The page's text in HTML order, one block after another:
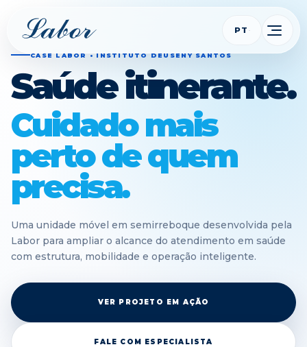
PT
CASE LABOR • INSTITUTO DEUSENY SANTOS
Saúde itinerante.
Cuidado mais
perto de quem
precisa.
Uma unidade móvel em semirreboque desenvolvida pela
Labor para ampliar o alcance do atendimento em saúde
com estrutura, mobilidade e operação inteligente.
VER PROJETO EM AÇÃO
FALE COM ESPECIALISTA